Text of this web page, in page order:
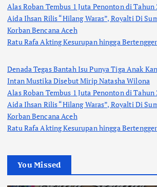
Alas Roban Tembus 1 Juta Penonton di Tahun
Aida Ihsan Rilis “Hilang Waras”, Royalti Di
Korban Bencana Aceh
Ratu Rafa Akting Kesurupan hingga
Denada Tegas Bantah Isu Punya Tiga Anak
Intan Mustika Disebut Mirip Natasha Wilona
Alas Roban Tembus 1 Juta Penonton di Tahun
Aida Ihsan Rilis “Hilang Waras”, Royalti Di
Korban Bencana Aceh
Ratu Rafa Akting Kesurupan hingga
You Missed